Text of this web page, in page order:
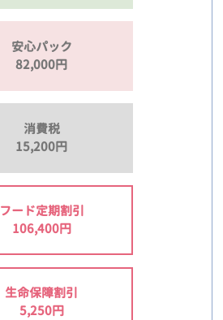
安心パック
82,000円
消費税
15,200円
フード定期割引
106,400円
生命保障割引
5,250円